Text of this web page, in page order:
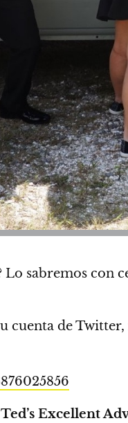
Lo sabremos con
de
Excellent